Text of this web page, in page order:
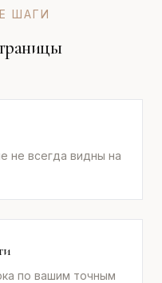
ШАГИ
не всегда видны на
по вашим точным